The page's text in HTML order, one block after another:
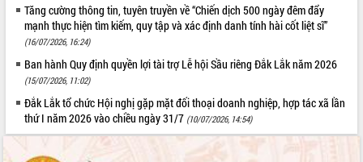
Tăng cường thông tin, tuyên truyền về “Chiến dịch 500 ngày đêm đẩy
mạnh thực hiện tìm kiếm, quy tập và xác định danh tính hài cốt liệt sĩ”
(16/07/2026, 16:24)
Ban hành Quy định quyền lợi tài trợ Lễ hội Sầu riêng Đắk Lắk năm 2026
(15/07/2026, 11:02)
Đắk Lắk tổ chức Hội nghị gặp mặt đối thoại doanh nghiệp, hợp tác xã lần
thứ I năm 2026 vào chiều ngày 31/7 (10/07/2026, 14:54)